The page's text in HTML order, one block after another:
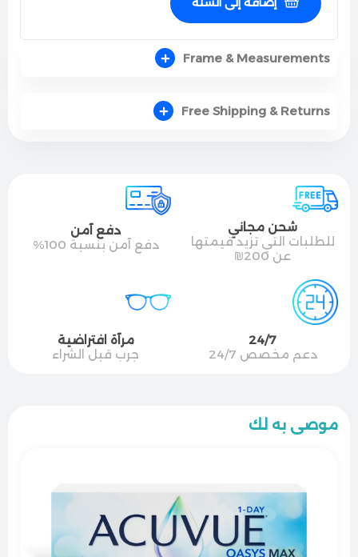
Frame & Measurements
Free Shipping & Returns
شحن مجاني
للطلبات التي تزيد قيمتها
عن 200₪
دفع آمن
دفع آمن بنسبة 100%
24/7
دعم مخصص 24/7
مرآة افتراضية
جرب قبل الشراء
موصى به لك